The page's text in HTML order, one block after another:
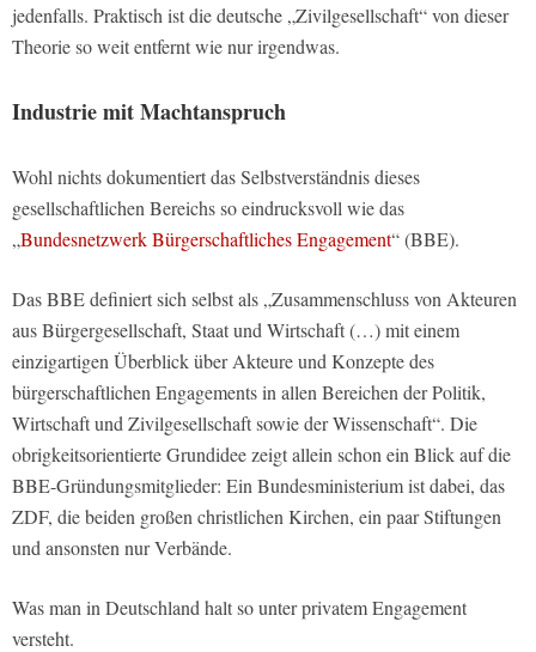
jedenfalls. Praktisch ist die deutsche „Zivilgesellschaft“ von dieser
Theorie so weit entfernt wie nur irgendwas.
Industrie mit Machtanspruch
Wohl nichts dokumentiert das Selbstverständnis dieses
gesellschaftlichen Bereichs so eindrucksvoll wie das
„Bundesnetzwerk Bürgerschaftliches Engagement“ (BBE).
Das BBE definiert sich selbst als „Zusammenschluss von Akteuren
aus Bürgergesellschaft, Staat und Wirtschaft (…) mit einem
einzigartigen Überblick über Akteure und Konzepte des
bürgerschaftlichen Engagements in allen Bereichen der Politik,
Wirtschaft und Zivilgesellschaft sowie der Wissenschaft“. Die
obrigkeitsorientierte Grundidee zeigt allein schon ein Blick auf die
BBE-Gründungsmitglieder: Ein Bundesministerium ist dabei, das
ZDF, die beiden großen christlichen Kirchen, ein paar Stiftungen
und ansonsten nur Verbände.
Was man in Deutschland halt so unter privatem Engagement
versteht.